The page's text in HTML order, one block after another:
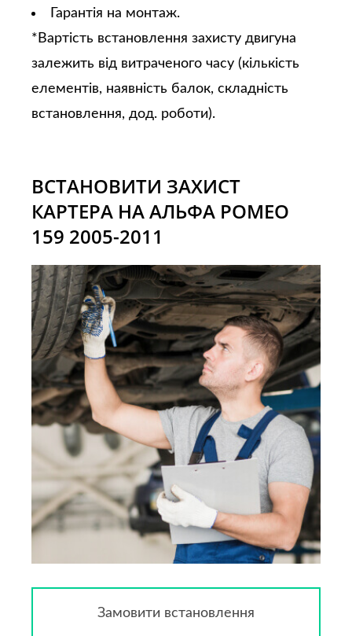
ВСТАНОВИТИ ЗАХИСТ
КАРТЕРА НА АЛЬФА РОМЕО
159 2005-2011
Замовити встановлення
Гарантія на монтаж.
*Вартість встановлення захисту двигуна
залежить від витраченого часу (кількість
елементів, наявність балок, складність
встановлення, дод. роботи).